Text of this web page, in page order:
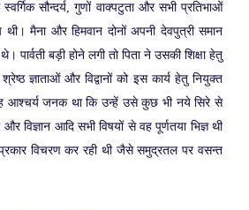
सौन्दर्य, गुणों वाक्पटुता और सभी प्रतिभाओं
मैना और हिमवान दोनों अपनी देवपुत्री समान
पार्वती बड़ी होने लगी तो पिता ने उसकी शिक्षा हेतु
ज्ञाताओं और विद्वानों को इस कार्य हेतु नियुक्त
आश्चर्य जनक था कि उन्हें उसे कुछ भी नये सिरे से
विज्ञान आदि सभी विषयों से वह पूर्णतया भिज्ञ थी
प्रकार विचरण कर रही थी जैसे समुद्रतल पर वसन्त